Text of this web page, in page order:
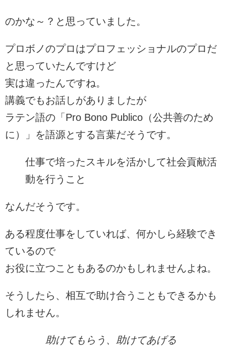
のかな～？と思っていました。
プロボノのプロはプロフェッショナルのプロだ
と思っていたんですけど
実は違ったんですね。
講義でもお話しがありましたが
ラテン語の「Pro Bono Publico（公共善のため
に）」を語源とする言葉だそうです。
仕事で培ったスキルを活かして社会貢献活
動を行うこと
なんだそうです。
ある程度仕事をしていれば、何かしら経験でき
ているので
お役に立つこともあるのかもしれませんよね。
そうしたら、相互で助け合うこともできるかも
しれません。
助けてもらう、助けてあげる